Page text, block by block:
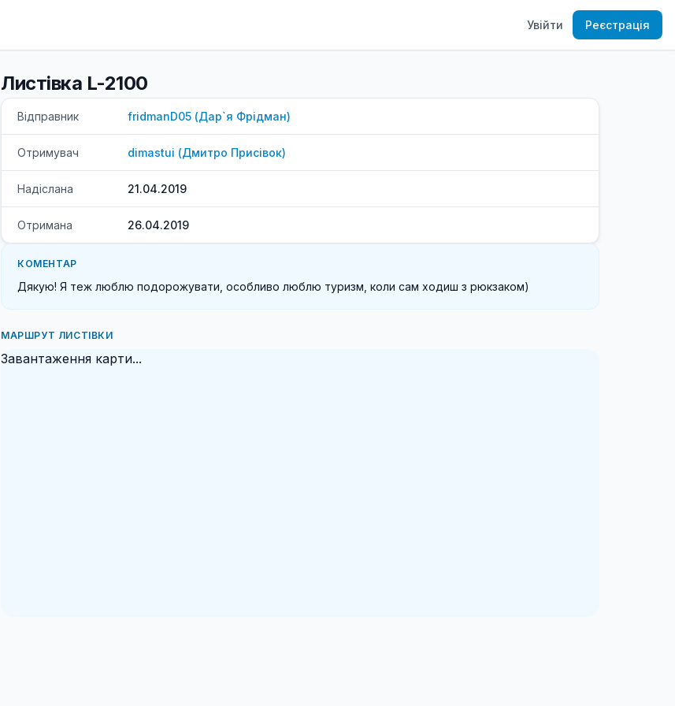
Увійти Реєстрація
Листівка L-2100
Відправник fridmanD05 (Дар`я Фрідман)
Отримувач dimastui (Дмитро Присівок)
Надіслана 21.04.2019
Отримана 26.04.2019
КОМЕНТАР
Дякую! Я теж люблю подорожувати, особливо люблю туризм, коли сам ходиш з рюкзаком)
МАРШРУТ ЛИСТІВКИ
Завантаження карти...